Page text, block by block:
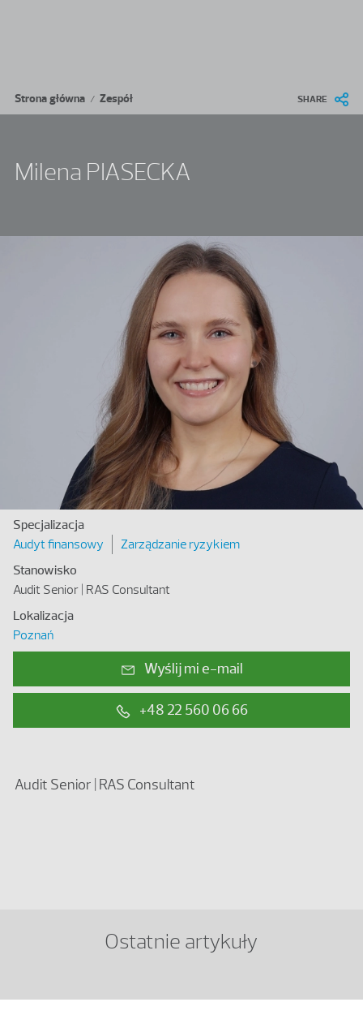
Ścieżka nawigacyjna
Strona główna / Zespół SHARE
Milena PIASECKA
Audit Senior | RAS Consultant
Specjalizacja
Audyt finansowy
Zarządzanie ryzykiem
Stanowisko
Audit Senior | RAS Consultant
Lokalizacja
Poznań
Wyślij mi e-mail
+48 22 560 06 66
Ostatnie artykuły